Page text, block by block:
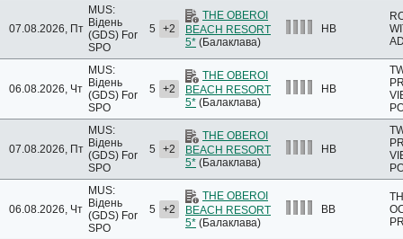
07.08.2026, Пт
MUS:
Відень
(GDS) For
SPO
5 +2
THE OBEROI
BEACH RESORT
5* (Балаклава)
HB
06.08.2026, Чт
MUS:
Відень
(GDS) For
SPO
5 +2
THE OBEROI
BEACH RESORT
5* (Балаклава)
HB
07.08.2026, Пт
MUS:
Відень
(GDS) For
SPO
5 +2
THE OBEROI
BEACH RESORT
5* (Балаклава)
HB
06.08.2026, Чт
MUS:
Відень
(GDS) For
SPO
5 +2
THE OBEROI
BEACH RESORT
5* (Балаклава)
BB